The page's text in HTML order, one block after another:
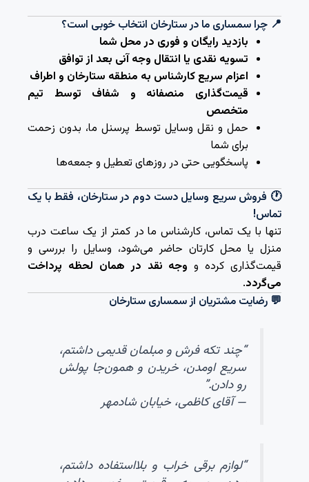
📍 چرا سمساری ما در ستارخان انتخاب خوبی است؟
بازدید رایگان و فوری در محل شما
تسویه نقدی یا انتقال وجه آنی بعد از توافق
اعزام سریع کارشناس به منطقه ستارخان و اطراف
قیمت‌گذاری منصفانه و شفاف توسط تیم
متخصص
حمل و نقل وسایل توسط پرسنل ما، بدون زحمت
برای شما
پاسخگویی حتی در روزهای تعطیل و جمعه‌ها
🕐 فروش سریع وسایل دست دوم در ستارخان، فقط با یک
تماس!
تنها با یک تماس، کارشناس ما در کمتر از یک ساعت درب
منزل یا محل کارتان حاضر می‌شود، وسایل را بررسی و
قیمت‌گذاری کرده و وجه نقد در همان لحظه پرداخت
می‌گردد.
💬 رضایت مشتریان از سمساری ستارخان
“چند تکه فرش و مبلمان قدیمی داشتم،
سریع اومدن، خریدن و همون‌جا پولش
رو دادن.”
— آقای کاظمی، خیابان شادمهر
“لوازم برقی خراب و بلااستفاده داشتم،